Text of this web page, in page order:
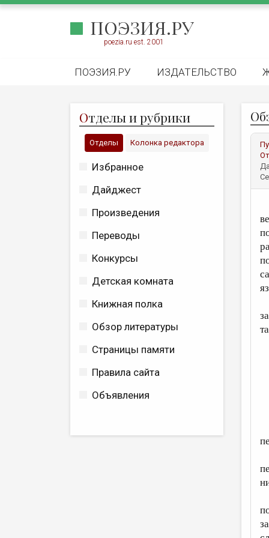
ПОЭЗИЯ.РУ
poezia.ru est. 2001
ПОЭЗИЯ.РУ ИЗДАТЕЛЬСТВО
Отделы и рубрики
Отделы Колонка редактора
Избранное
Дайджест
Произведения
Переводы
Конкурсы
Детская комната
Книжная полка
Обзор литературы
Страницы памяти
Правила сайта
Объявления